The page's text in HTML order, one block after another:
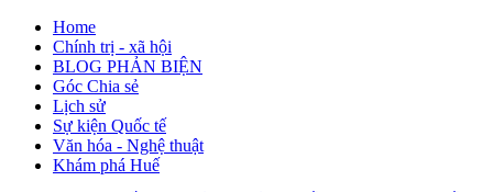
Home
Chính trị - xã hội
BLOG PHẢN BIỆN
Góc Chia sẻ
Lịch sử
Sự kiện Quốc tế
Văn hóa - Nghệ thuật
Khám phá Huế